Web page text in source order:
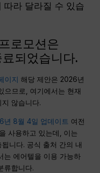
따라 달라질 수 있습
로모션은
되었습니다.
이지 해당 제안은 2026년
으므로, 여기에서는 현재
않습니다.
년 8월 4일 업데이트 여전
사용하고 있는데, 이는
니다. 공식 출처 간의 내
는 에어텔을 이용 가능하
류합니다.